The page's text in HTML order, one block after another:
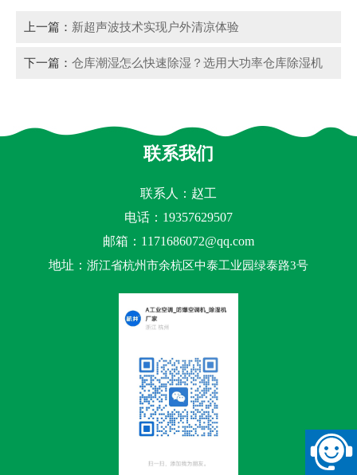
上一篇： 新超声波技术实现户外清凉体验
下一篇： 仓库潮湿怎么快速除湿？选用大功率仓库除湿机
联系我们
联系人：赵工
电话：19357629507
邮箱： 1171686072@qq.com
地址： 浙江省杭州市余杭区中泰工业园绿泰路3号